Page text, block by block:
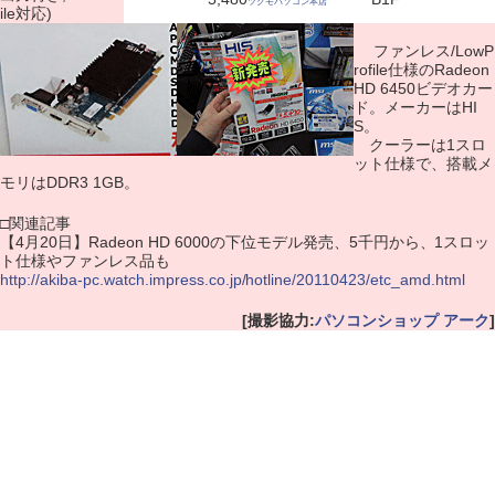
ile対応)
ファンレス/LowP
rofile仕様のRadeon
HD 6450ビデオカー
ド。メーカーはHI
S。
クーラーは1スロ
ット仕様で、搭載メ
モリはDDR3 1GB。
□関連記事
【4月20日】Radeon HD 6000の下位モデル発売、5千円から、1スロッ
ト仕様やファンレス品も
http://akiba-pc.watch.impress.co.jp/hotline/20110423/etc_amd.html
[撮影協力:パソコンショップ アーク]